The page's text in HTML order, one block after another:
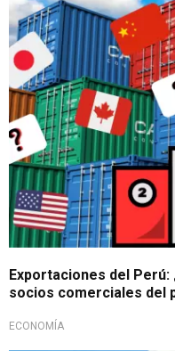
Entre enero y octubre
Exportaciones del
socios comerciales del
ECONOMÍA